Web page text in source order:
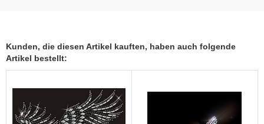
Kunden, die diesen Artikel kauften, haben auch folgende
Artikel bestellt: